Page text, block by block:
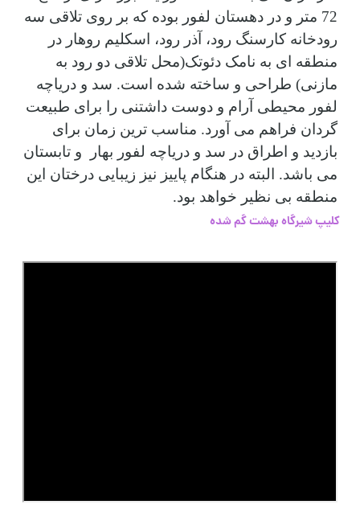
72 متر و در دهستان لفور بوده که بر روی تلاقی سه
رودخانه کارسنگ رود، آذر رود، اسکلیم روهار در
منطقه ای به نامک دئوتک(محل تلاقی دو رود به
مازنی) طراحی و ساخته شده است. سد و دریاچه
لفور محیطی آرام و دوست داشتنی را برای طبیعت
گردان فراهم می آورد. مناسب ترین زمان برای
بازدید و اطراق در سد و دریاچه لفور بهار و تابستان
می باشد. البته در هنگام پاییز نیز زیبایی درختان این
منطقه بی نظیر خواهد بود.
کلیپ شیرگاه بهشت گم شده